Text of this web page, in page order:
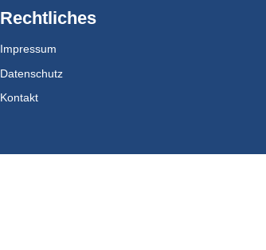
Rechtliches
Impressum
Datenschutz
Kontakt